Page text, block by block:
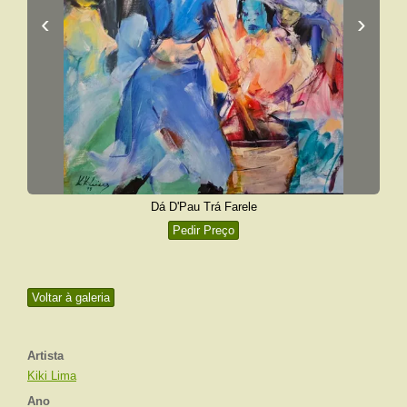
Voltar à galeria
Artista
Kiki Lima
Ano
‹ ›
Dá D'Pau Trá Farele
Pedir Preço